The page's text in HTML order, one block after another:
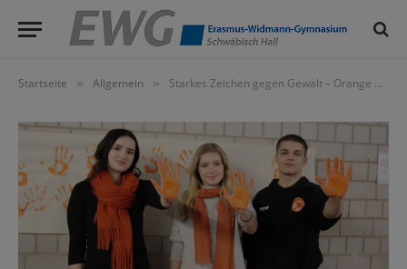
Startseite » Allgemein » Starkes Zeichen gegen Gewalt – Orange Day am EWG